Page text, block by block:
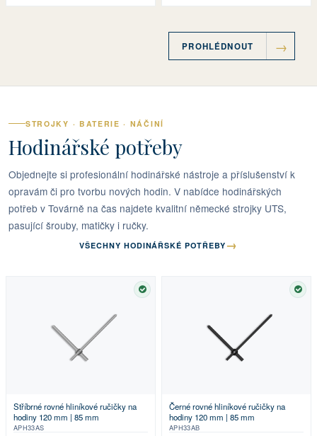
PROHLÉDNOUT
STROJKY · BATERIE · NÁČINÍ
Hodinářské potřeby
Objednejte si profesionální hodinářské nástroje a příslušenství k
opravám či pro tvorbu nových hodin. V nabídce hodinářských
potřeb v Továrně na čas najdete kvalitní německé strojky UTS,
pasující šrouby, matičky i ručky.
VŠECHNY HODINÁŘSKÉ POTŘEBY →
SKLADEM
Stříbrné rovné hliníkové ručičky na
hodiny 120 mm | 85 mm
APH33AS
Černé rovné hliníkové ručičky na
hodiny 120 mm | 85 mm
APH33AB